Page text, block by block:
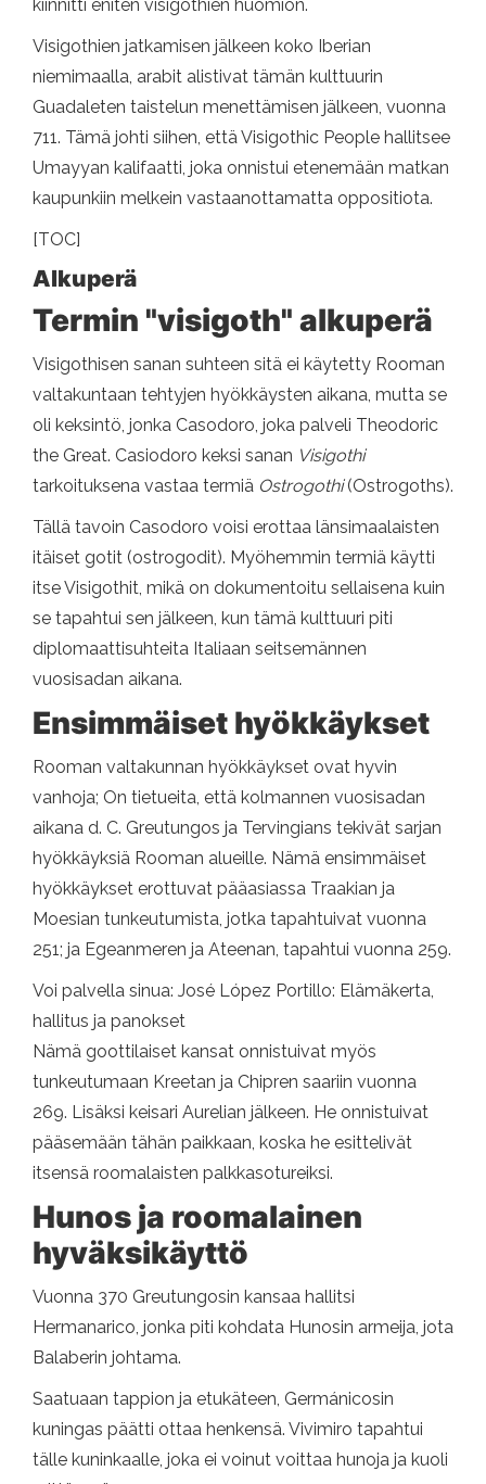
kiinnitti eniten visigothien huomion.
Visigothien jatkamisen jälkeen koko Iberian
niemimaalla, arabit alistivat tämän kulttuurin
Guadaleten taistelun menettämisen jälkeen, vuonna
711. Tämä johti siihen, että Visigothic People hallitsee
Umayyan kalifaatti, joka onnistui etenemään matkan
kaupunkiin melkein vastaanottamatta oppositiota.
[TOC]
Alkuperä
Termin "visigoth" alkuperä
Visigothisen sanan suhteen sitä ei käytetty Rooman
valtakuntaan tehtyjen hyökkäysten aikana, mutta se
oli keksintö, jonka Casodoro, joka palveli Theodoric
the Great. Casiodoro keksi sanan Visigothi
tarkoituksena vastaa termiä Ostrogothi(Ostrogoths).
Tällä tavoin Casodoro voisi erottaa länsimaalaisten
itäiset gotit (ostrogodit). Myöhemmin termiä käytti
itse Visigothit, mikä on dokumentoitu sellaisena kuin
se tapahtui sen jälkeen, kun tämä kulttuuri piti
diplomaattisuhteita Italiaan seitsemännen
vuosisadan aikana.
Ensimmäiset hyökkäykset
Rooman valtakunnan hyökkäykset ovat hyvin
vanhoja; On tietueita, että kolmannen vuosisadan
aikana d. C. Greutungos ja Tervingians tekivät sarjan
hyökkäyksiä Rooman alueille. Nämä ensimmäiset
hyökkäykset erottuvat pääasiassa Traakian ja
Moesian tunkeutumista, jotka tapahtuivat vuonna
251; ja Egeanmeren ja Ateenan, tapahtui vuonna 259.
Voi palvella sinua: José López Portillo: Elämäkerta,
hallitus ja panokset
Nämä goottilaiset kansat onnistuivat myös
tunkeutumaan Kreetan ja Chipren saariin vuonna
269. Lisäksi keisari Aurelian jälkeen. He onnistuivat
pääsemään tähän paikkaan, koska he esittelivät
itsensä roomalaisten palkkasotureiksi.
Hunos ja roomalainen
hyväksikäyttö
Vuonna 370 Greutungosin kansaa hallitsi
Hermanarico, jonka piti kohdata Hunosin armeija, jota
Balaberin johtama.
Saatuaan tappion ja etukäteen, Germánicosin
kuningas päätti ottaa henkensä. Vivimiro tapahtui
tälle kuninkaalle, joka ei voinut voittaa hunoja ja kuoli